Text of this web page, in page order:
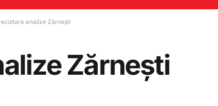
analize Zărnești
Zărnești